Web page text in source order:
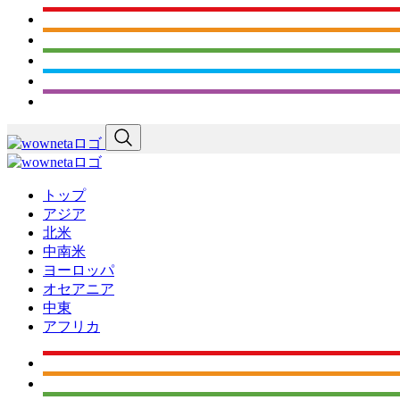
トップ
アジア
北米
中南米
ヨーロッパ
オセアニア
中東
アフリカ